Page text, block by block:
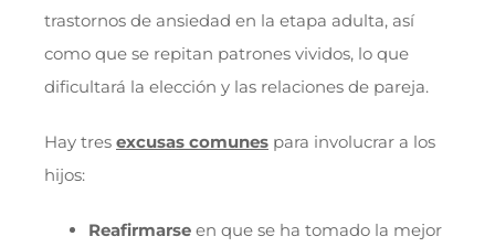
trastornos de ansiedad en la etapa adulta, así
como que se repitan patrones vividos, lo que
dificultará la elección y las relaciones de pareja.
Hay tres excusas comunes para involucrar a los
hijos:
Reafirmarse en que se ha tomado la mejor